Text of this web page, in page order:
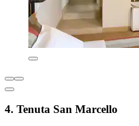
4. Tenuta San Marcello